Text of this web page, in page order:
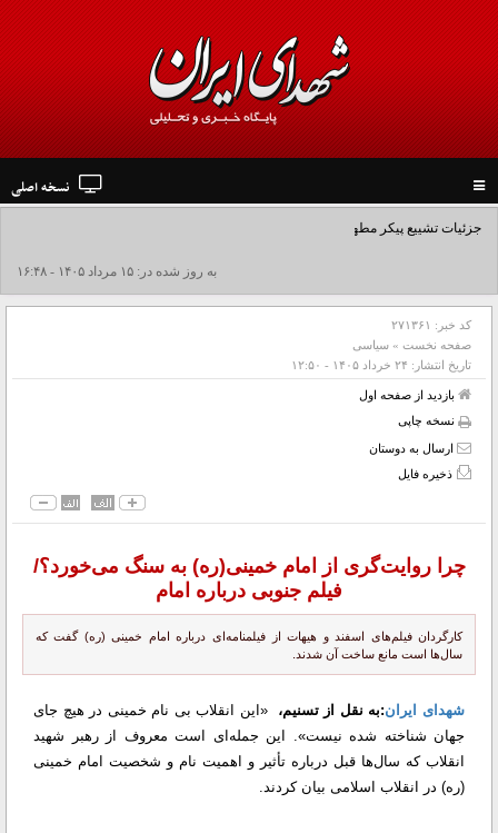
navigation
نسخه اصلی
جزئیات تشییع پیکر مطهر رهبر شهید در نجف و کربلا
به روز شده در: ۱۵ مرداد ۱۴۰۵ - ۱۶:۴۸
کد خبر: ۲۷۱۳۶۱
صفحه نخست » سیاسی
تاریخ انتشار: ۲۴ خرداد ۱۴۰۵ - ۱۲:۵۰
بازدید از صفحه اول
نسخه چاپی
ارسال به دوستان
ذخیره فایل
چرا روایت‌گری از امام خمینی(ره) به سنگ می‌خورد؟/
فیلم جنوبی درباره امام
کارگردان فیلم‌های اسفند و هیهات از فیلمنامه‌ای درباره امام خمینی (ره) گفت که
سال‌ها است مانع ساخت آن شدند.
شهدای ایران:به نقل از تسنیم،«این انقلاب بی نام خمینی در هیچ جای
جهان شناخته شده نیست». این جمله‌ای است معروف از رهبر شهید
انقلاب که سال‌ها قبل درباره تأثیر و اهمیت نام و شخصیت امام خمینی
(ره) در انقلاب اسلامی بیان کردند.